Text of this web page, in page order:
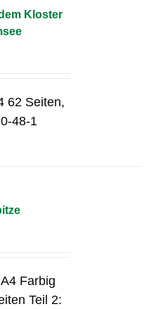
Kloster
62 Seiten,
48-1
Farbig
Teil 2: